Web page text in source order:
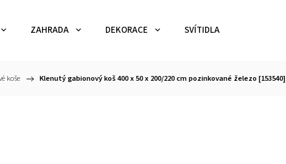
ZAHRADA DEKORACE SVÍTIDLA
koše / Klenutý gabionový koš 400 x 50 x 200/220 cm pozinkované železo [153540]